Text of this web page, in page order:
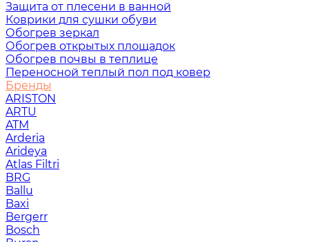
Защита от плесени в ванной
Коврики для сушки обуви
Обогрев зеркал
Обогрев открытых площадок
Обогрев почвы в теплице
Переносной теплый пол под ковер
Бренды
ARISTON
ARTU
ATM
Arderia
Arideya
Atlas Filtri
BRG
Ballu
Baxi
Bergerr
Bosch